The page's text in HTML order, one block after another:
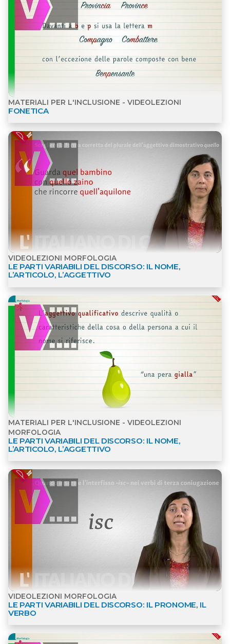
MATERIALI PER L'INCLUSIONE - VIDEOLEZIONI
FONETICA
VIDEOLEZIONI MORFOLOGIA
LE PARTI VARIABILI DEL DISCORSO: IL NOME,
L’ARTICOLO, L’AGGETTIVO
Apri dettagli Videolezioni Morfologia
MATERIALI PER L'INCLUSIONE - VIDEOLEZIONI
MORFOLOGIA
LE PARTI VARIABILI DEL DISCORSO: IL NOME,
L’ARTICOLO, L’AGGETTIVO
Apri dettagli Materiali per l'inclusione -
VIDEOLEZIONI MORFOLOGIA
LE PARTI VARIABILI DEL DISCORSO: IL PRONOME, IL
VERBO
Apri dettagli Videolezioni Morfologia
Apri dettagli Materiali per l'inclusione -